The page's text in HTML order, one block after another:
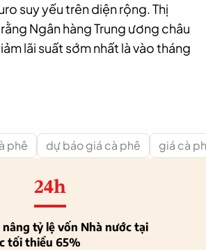
suy yếu trên diện rộng. Thị
Ngân hàng Trung ương châu
lãi suất sớm nhất là vào tháng
phê dự báo giá cà phê giá cà
24h
tỷ lệ vốn Nhà nước tại
tối thiểu 65%